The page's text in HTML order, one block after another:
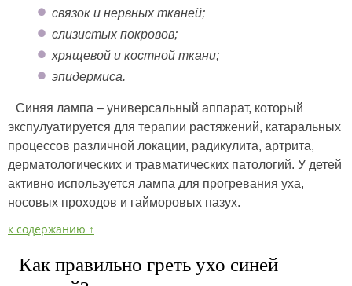
связок и нервных тканей;
слизистых покровов;
хрящевой и костной ткани;
эпидермиса.
Синяя лампа – универсальный аппарат, который
экспулуатируется для терапии растяжений, катаральных
процессов различной локации, радикулита, артрита,
дерматологических и травматических патологий. У детей
активно используется лампа для прогревания уха,
носовых проходов и гайморовых пазух.
к содержанию ↑
Как правильно греть ухо синей